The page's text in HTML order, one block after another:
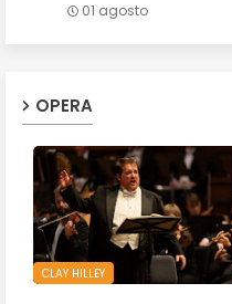
01 agosto
OPERA
CLAY HILLEY